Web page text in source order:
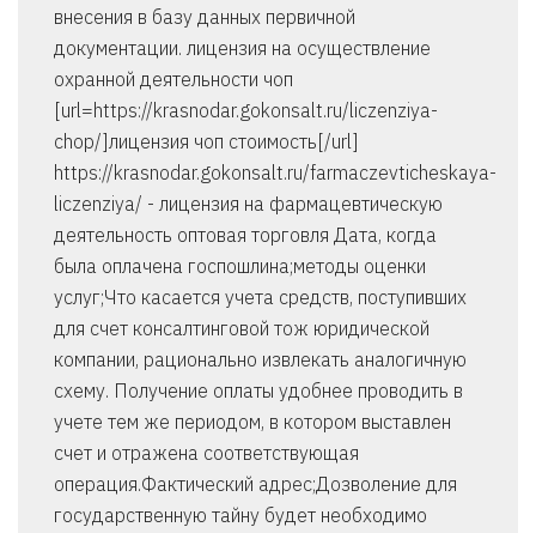
внесения в базу данных первичной
документации. лицензия на осуществление
охранной деятельности чоп
[url=https://krasnodar.gokonsalt.ru/liczenziya-
chop/]лицензия чоп стоимость[/url]
https://krasnodar.gokonsalt.ru/farmaczevticheskaya-
liczenziya/ - лицензия на фармацевтическую
деятельность оптовая торговля Дата, когда
была оплачена госпошлина;методы оценки
услуг;Что касается учета средств, поступивших
для счет консалтинговой тож юридической
компании, рационально извлекать аналогичную
схему. Получение оплаты удобнее проводить в
учете тем же периодом, в котором выставлен
счет и отражена соответствующая
операция.Фактический адрес;Дозволение для
государственную тайну будет необходимо